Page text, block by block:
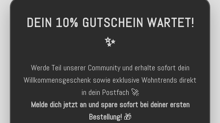
DEIN 10% GUTSCHEIN WARTET!
✨
Werde Teil unserer Community und erhalte sofort dein
Willkommensgeschenk sowie exklusive Wohntrends direkt
in dein Postfach 🚀
Melde dich jetzt an und spare sofort bei deiner ersten
Bestellung!🎁